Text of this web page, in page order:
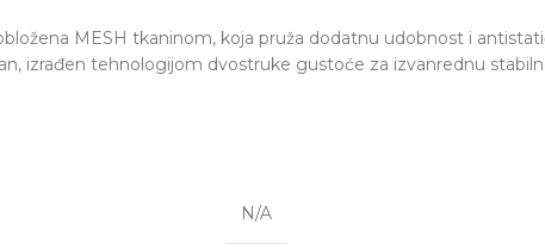
MESH tkaninom, koja pruža dodatnu udobnost i
izrađen tehnologijom dvostruke gustoće za izvanrednu
N/A